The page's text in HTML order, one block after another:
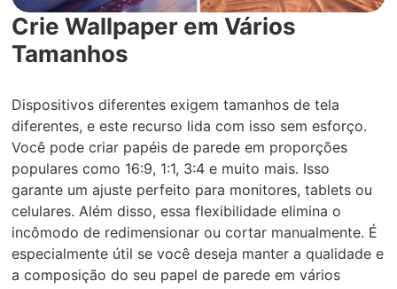
Crie Wallpaper em Vários
Tamanhos
Dispositivos diferentes exigem tamanhos de tela
diferentes, e este recurso lida com isso sem esforço.
Você pode criar papéis de parede em proporções
populares como 16:9, 1:1, 3:4 e muito mais. Isso
garante um ajuste perfeito para monitores, tablets ou
celulares. Além disso, essa flexibilidade elimina o
incômodo de redimensionar ou cortar manualmente. É
especialmente útil se você deseja manter a qualidade e
a composição do seu papel de parede em vários